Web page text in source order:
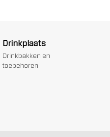
Drinkplaats
Drinkbakken en
toebehoren